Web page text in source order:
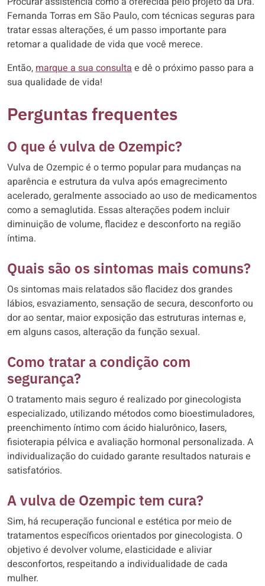
Fernanda Torras em São Paulo, com técnicas seguras para
tratar essas alterações, é um passo importante para
retomar a qualidade de vida que você merece.
Então,marque a sua consultae dê o próximo passo para a
sua qualidade de vida!
Perguntas frequentes
O que é vulva de Ozempic?
Vulva de Ozempic é o termo popular para mudanças na
aparência e estrutura da vulva após emagrecimento
acelerado, geralmente associado ao uso de medicamentos
como a semaglutida. Essas alterações podem incluir
diminuição de volume, flacidez e desconforto na região
íntima.
Quais são os sintomas mais comuns?
Os sintomas mais relatados são flacidez dos grandes
lábios, esvaziamento, sensação de secura, desconforto ou
dor ao sentar, maior exposição das estruturas internas e,
em alguns casos, alteração da função sexual.
Como tratar a condição com
segurança?
O tratamento mais seguro é realizado por ginecologista
especializado, utilizando métodos como bioestimuladores,
preenchimento íntimo com ácido hialurônico, lasers,
fisioterapia pélvica e avaliação hormonal personalizada. A
individualização do cuidado garante resultados naturais e
satisfatórios.
A vulva de Ozempic tem cura?
Sim, há recuperação funcional e estética por meio de
tratamentos específicos orientados por ginecologista. O
objetivo é devolver volume, elasticidade e aliviar
desconfortos, respeitando a individualidade de cada
mulher.